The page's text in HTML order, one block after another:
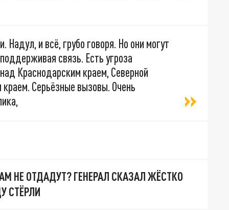
и всё, грубо говоря. Но они могут
связь. Есть угроза
Краснодарским краем, Северной
Серьёзные вызовы. Очень
НЕ ОТДАДУТ? ГЕНЕРАЛ СКАЗАЛ ЖЁСТКО
СТЁРЛИ